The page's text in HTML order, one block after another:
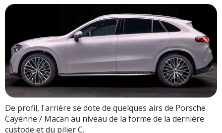
De profil, l'arrière se dote de quelques airs de Porsche
Cayenne / Macan au niveau de la forme de la dernière
custode et du pilier C.